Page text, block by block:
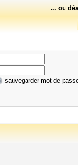
... ou
sauvegarder mot de